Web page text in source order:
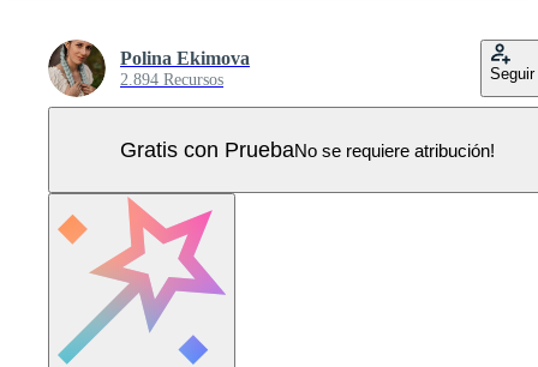
Polina Ekimova
2.894 Recursos Seguir
Gratis con PruebaNo se requiere atribución!